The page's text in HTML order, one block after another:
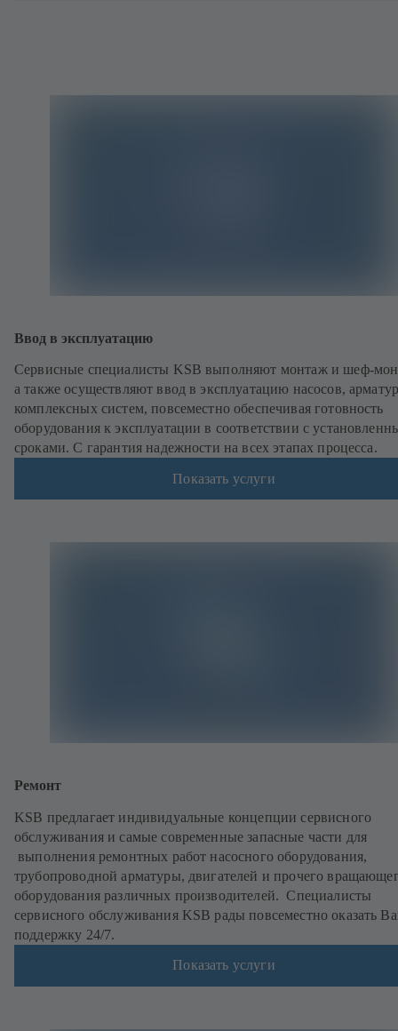
Ввод в эксплуатацию
Сервисные специалисты KSB выполняют монтаж и шеф-
а также осуществляют ввод в эксплуатацию насосов,
комплексных систем, повсеместно обеспечивая готовность
оборудования к эксплуатации в соответствии с
сроками. С гарантия надежности на всех этапах процесса.
Показать услуги
Ремонт
KSB предлагает индивидуальные концепции сервисного
обслуживания и самые современные запасные части для
выполнения ремонтных работ насосного оборудования,
трубопроводной арматуры, двигателей и прочего
оборудования различных производителей. Специалисты
сервисного обслуживания KSB рады повсеместно оказать
поддержку 24/7.
Показать услуги